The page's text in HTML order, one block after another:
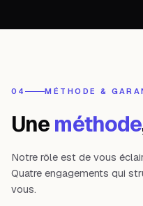
04 MÉTHODE &
Une méthode
Notre rôle est de vous
Quatre engagements qui
vous.